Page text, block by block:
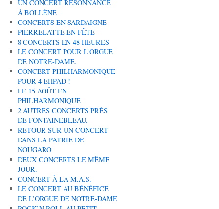
UN CONCERT RÉSONNANCE
À BOLLÈNE
CONCERTS EN SARDAIGNE
PIERRELATTE EN FÊTE
8 CONCERTS EN 48 HEURES
LE CONCERT POUR L’ORGUE
DE NOTRE-DAME.
CONCERT PHILHARMONIQUE
POUR 4 EHPAD !
LE 15 AOÛT EN
PHILHARMONIQUE
2 AUTRES CONCERTS PRÈS
DE FONTAINEBLEAU.
RETOUR SUR UN CONCERT
DANS LA PATRIE DE
NOUGARO
DEUX CONCERTS LE MÊME
JOUR.
CONCERT À LA M.A.S.
LE CONCERT AU BÉNÉFICE
DE L’ORGUE DE NOTRE-DAME